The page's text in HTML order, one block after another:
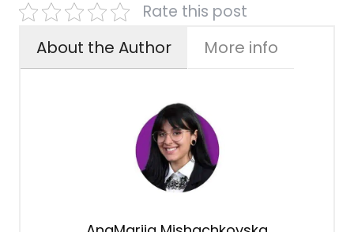
Rate this post
About the Author More info